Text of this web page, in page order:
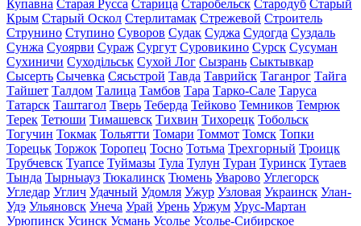
Купавна Старая Русса Старица Старобельск Стародуб Старый
Крым Старый Оскол Стерлитамак Стрежевой Строитель
Струнино Ступино Суворов Судак Суджа Судогда Суздаль
Сунжа Суоярви Сураж Сургут Суровикино Сурск Сусуман
Сухиничи Суходільськ Сухой Лог Сызрань Сыктывкар
Сысерть Сычевка Сясьстрой Тавда Таврийск Таганрог Тайга
Тайшет Талдом Талица Тамбов Тара Тарко-Сале Таруса
Татарск Таштагол Тверь Теберда Тейково Темников Темрюк
Терек Тетюши Тимашевск Тихвин Тихорецк Тобольск
Тогучин Токмак Тольятти Томари Томмот Томск Топки
Торецьк Торжок Торопец Тосно Тотьма Трехгорный Троицк
Трубчевск Туапсе Туймазы Тула Тулун Туран Туринск Тутаев
Тында Тырныауз Тюкалинск Тюмень Уварово Углегорск
Угледар Углич Удачный Удомля Ужур Узловая Украинск Улан-
Удэ Ульяновск Унеча Урай Урень Уржум Урус-Мартан
Урюпинск Усинск Усмань Усолье Усолье-Сибирское